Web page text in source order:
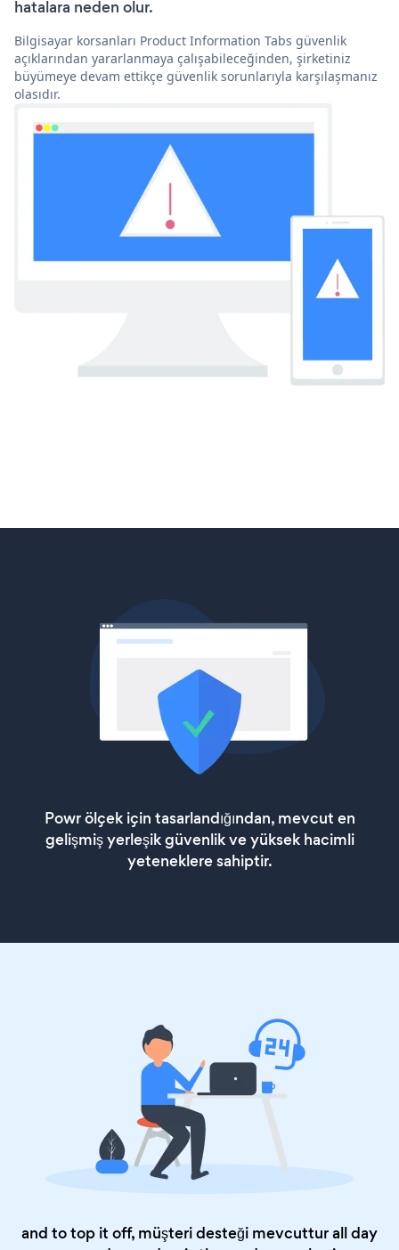
hatalara neden olur.
Bilgisayar korsanları Product Information Tabs güvenlik
açıklarından yararlanmaya çalışabileceğinden, şirketiniz
büyümeye devam ettikçe güvenlik sorunlarıyla karşılaşmanız
olasıdır.
Powr ölçek için tasarlandığından, mevcut en
gelişmiş yerleşik güvenlik ve yüksek hacimli
yeteneklere sahiptir.
and to top it off, müşteri desteği mevcuttur all day